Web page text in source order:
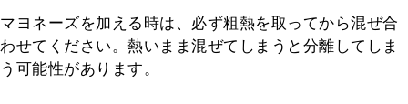
マヨネーズを加える時は、必ず粗熱を取ってから混ぜ合
わせてください。熱いまま混ぜてしまうと分離してしま
う可能性があります。